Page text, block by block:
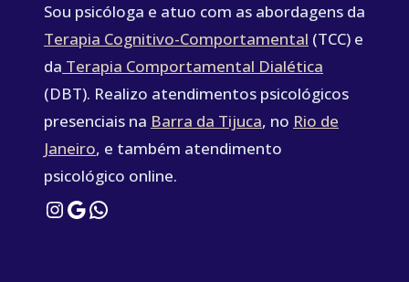
Sou psicóloga e atuo com as abordagens da
Terapia Cognitivo-Comportamental (TCC) e
da Terapia Comportamental Dialética
(DBT). Realizo atendimentos psicológicos
presenciais na Barra da Tijuca, no Rio de
Janeiro, e também atendimento
psicológico online.
Instagram
Google
WhatsApp